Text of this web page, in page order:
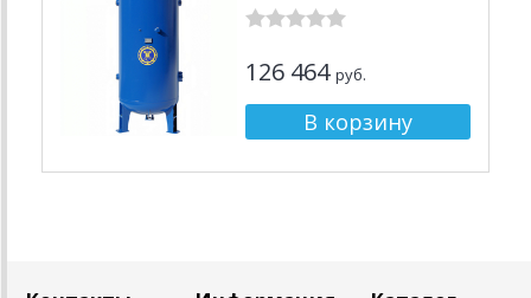
126 464 руб.